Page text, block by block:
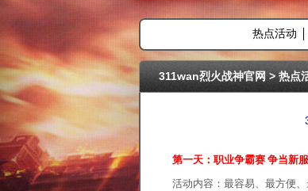
热点活动
311wan烈火战神官网>热点
第一天：职业争霸赛 争当新
活动内容：最容易、最方便